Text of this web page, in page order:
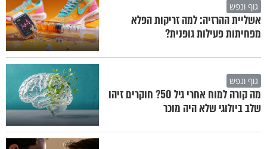
גוף ונפש
אשליית ההרזיה: למה זריקות הפלא
מפחיתות פעילות גופנית?
גוף ונפש
מה קורה למוח אחרי גיל 50? חוקרים זיהו
שלב ביולוגי שלא היה מוכר